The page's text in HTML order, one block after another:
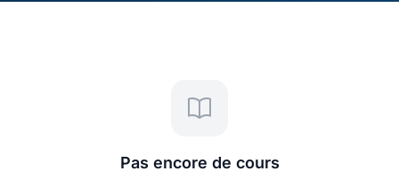
Pas encore de cours